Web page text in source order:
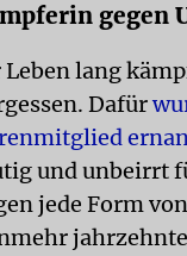
gegen
lang
Dafür
und unbeirrt
jede Form